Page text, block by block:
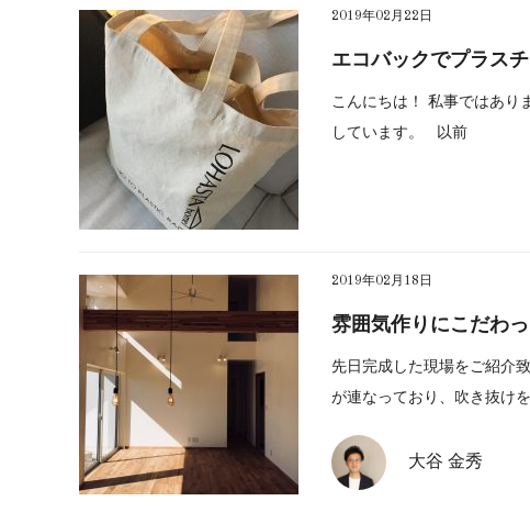
2019年02月22日
エコバックでプラス
こんにちは！ 私事ではあり
しています。 以前
2019年02月18日
雰囲気作りにこだわ
先日完成した現場をご紹介
が連なっており、吹き抜け
大谷 金秀